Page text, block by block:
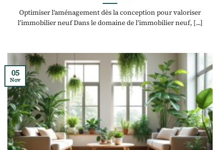
Optimiser l’aménagement dès la conception pour valoriser
l’immobilier neuf Dans le domaine de l’immobilier neuf, [...]
05
Nov